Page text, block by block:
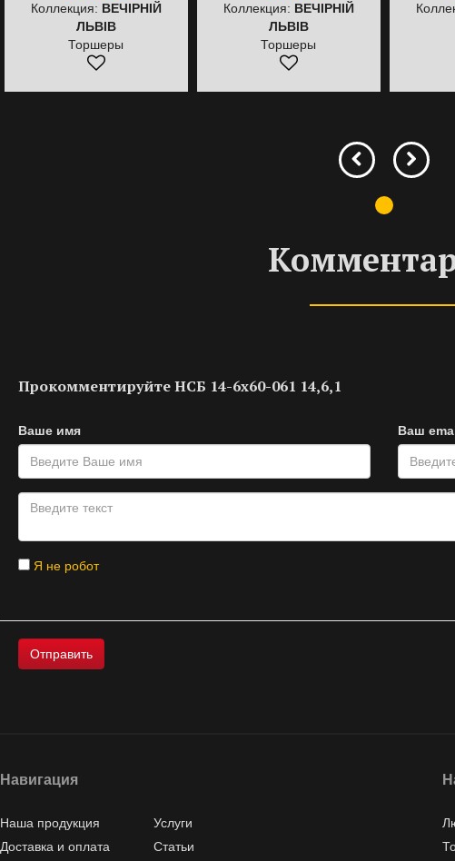
Коллекция: ВЕЧІРНІЙ
ЛЬВІВ
Торшеры
Коллекция: ВЕЧІРНІЙ
ЛЬВІВ
Торшеры
Прокомментируйте НСБ 14-6х60-061 14,6,1
Ваше имя Ваш
Я не робот
Навигация
Наша продукция
Услуги
Доставка и оплата
Статьи